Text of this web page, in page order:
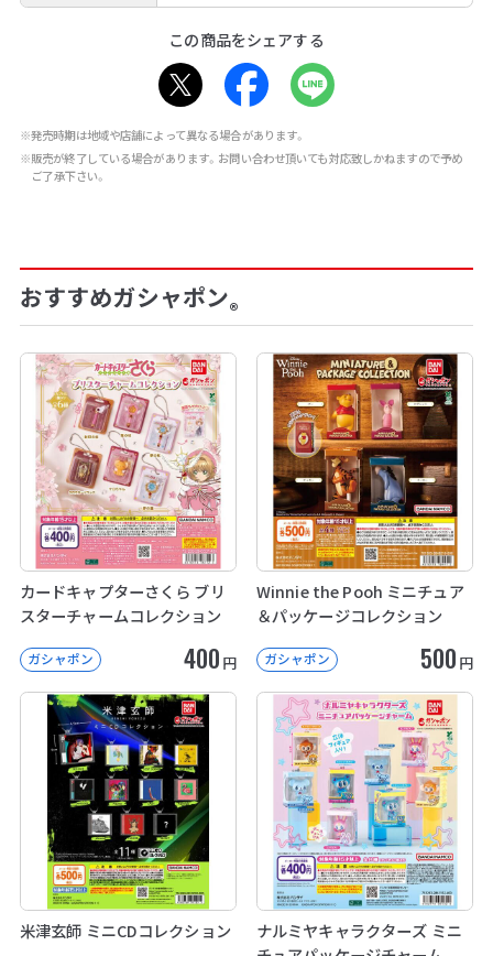
この商品をシェアする
※発売時期は地域や店舗によって異なる場合があります。
※販売が終了している場合があります。お問い合わせ頂いても対応致しかねますので予め
ご了承下さい。
おすすめガシャポン®
カードキャプターさくら ブリ
スターチャームコレクション
ガシャポン 400 円
Winnie the Pooh ミニチュア
＆パッケージコレクション
ガシャポン 500 円
米津玄師 ミニCDコレクション
ナルミヤキャラクターズ ミニ